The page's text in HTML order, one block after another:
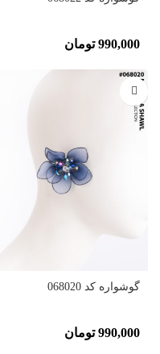
990,000 تومان
گوشواره کد 068020
990,000 تومان